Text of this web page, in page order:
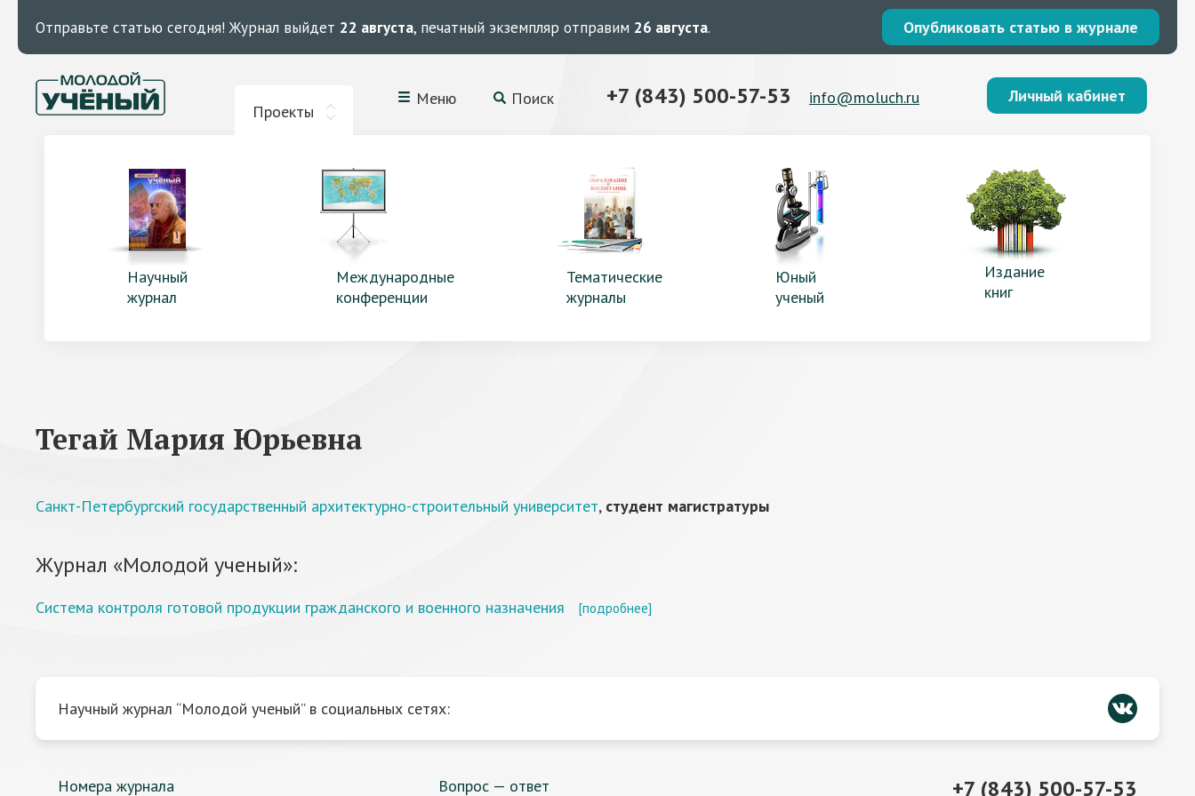
Отправьте статью сегодня! Журнал выйдет 22 августа, печатный экземпляр отправим 26 августа. Опубликовать статью в журнале
Проекты
Меню Поиск +7 (843) 500-57-53 info@moluch.ru Личный кабинет
Научный
журнал
Международные
конференции
Тематические
журналы
Юный
ученый
Издание
книг
Тегай Мария Юрьевна
Санкт-Петербургский государственный архитектурно-строительный университет, студент магистратуры
Журнал «Молодой ученый»:
Система контроля готовой продукции гражданского и военного назначения [подробнее]
Научный журнал “Молодой ученый” в социальных сетях:
Номера журнала Вопрос — ответ +7 (843) 500-57-53